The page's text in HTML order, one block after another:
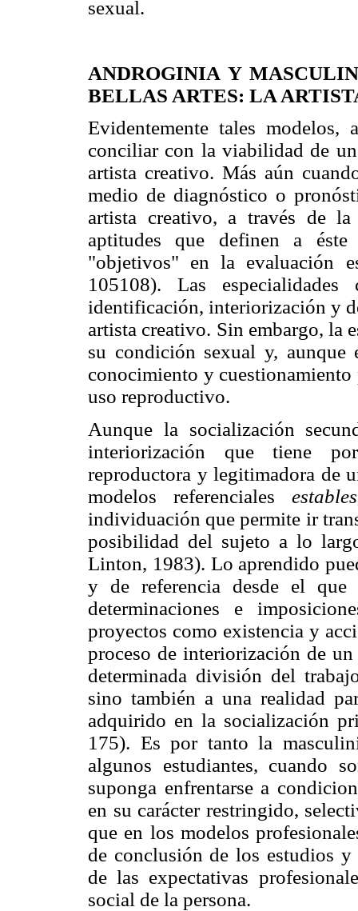
sexual.
ANDROGINIA Y
BELLAS ARTES: LA
Evidentemente tales
conciliar con la viabilidad de
artista creativo. Más aún
medio de diagnóstico o
artista creativo, a través de
aptitudes que definen a
"objetivos" en la evaluación
105108). Las
identificación, interiorización y
artista creativo. Sin embargo, la
su condición sexual y,
conocimiento y cuestionamiento
uso reproductivo.
Aunque la socialización
interiorización que tiene
reproductora y legitimadora de
modelos referenciales
individuación que permite ir
posibilidad del sujeto a lo
Linton, 1983). Lo aprendido
y de referencia desde el que
determinaciones e
proyectos como existencia y
proceso de interiorización de
determinada división del
sino también a una realidad
adquirido en la socialización
175). Es por tanto la
algunos estudiantes, cuando
suponga enfrentarse a
en su carácter restringido,
que en los modelos
de conclusión de los estudios
de las expectativas
social de la persona.